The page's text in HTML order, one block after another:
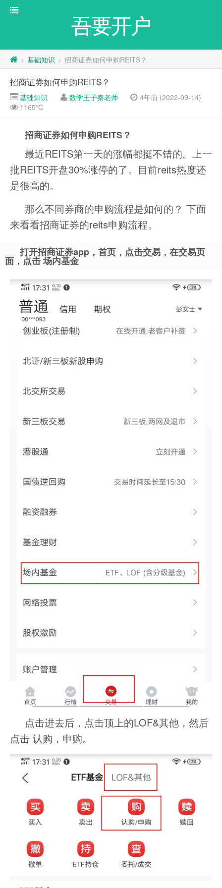
吾要开户
> 基础知识 > 招商证券如何申购REITS？
招商证券如何申购REITS？
基础知识 数学王子秦老师
4年前 (2022-09-14)
1165℃
招商证券如何申购REITS？
最近REITS第一天的涨幅都挺不错的。上一
批REITS开盘30%涨停的了。目前reits热度还
是很高的。
那么不同券商的申购流程是如何的？ 下面
来看看招商证券的reits申购流程。
打开招商证券app，首页，点击交易，在交易页
面，点击 场内基金
点击进去后，点击顶上的LOF&其他，然后
点击 认购，申购。